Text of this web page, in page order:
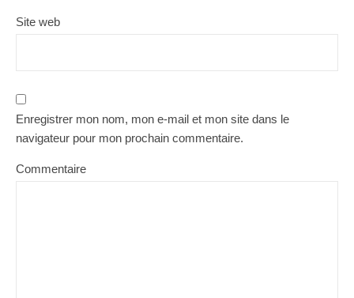
Site web
Enregistrer mon nom, mon e-mail et mon site dans le
navigateur pour mon prochain commentaire.
Commentaire